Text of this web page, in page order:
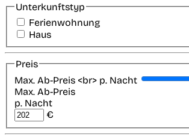
Unterkunftstyp
Ferienwohnung
Haus
Preis
Max. Ab-Preis <br> p. Nacht
Max. Ab-Preis
p. Nacht
€